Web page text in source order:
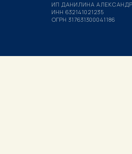
ИП ДАНИЛИНА
ИНН 632141021235
ОГРН 317631300041186